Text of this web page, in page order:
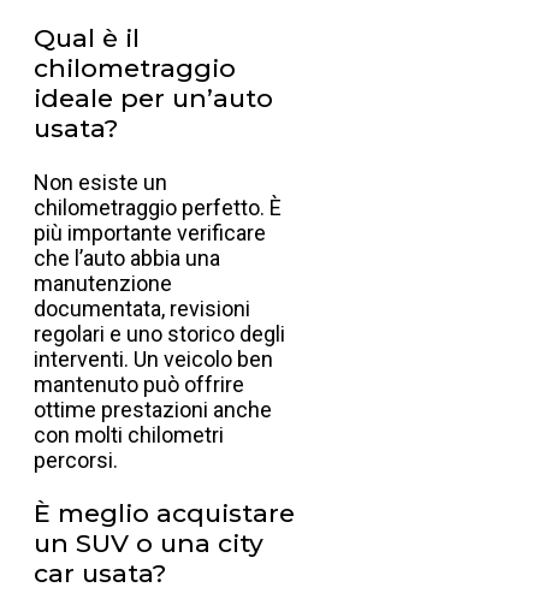
Qual è il
chilometraggio
ideale per un’auto
usata?
Non esiste un
chilometraggio perfetto. È
più importante verificare
che l’auto abbia una
manutenzione
documentata, revisioni
regolari e uno storico degli
interventi. Un veicolo ben
mantenuto può offrire
ottime prestazioni anche
con molti chilometri
percorsi.
È meglio acquistare
un SUV o una city
car usata?